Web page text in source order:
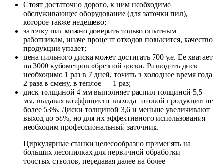
Стоят достаточно дорого, к ним необходимо
обслуживающее оборудование (для заточки пил),
которое также недешево;
заточку пил можно доверить только опытным
работникам, иначе процент отходов повысится, качество
продукции упадет;
цена пильного диска может достигать 700 у.е. Ее хватает
на 3000 кубометров обрезной доски. Разводить диск
необходимо 1 раз в 7 дней, точить в холодное время года
2 раза в смену, в теплое — 1 раз;
диск толщиной 4 мм выполняет распил толщиной 5,5
мм, выдавая коэффициент выхода готовой продукции не
более 53%. Диски толщиной 3,6 и меньше увеличивают
выход до 58%, но для их эффективного использования
необходим профессиональный заточник.
Циркулярные станки целесообразно применять на
больших лесопилках для первичной обработки
толстых стволов, передавая далее на более